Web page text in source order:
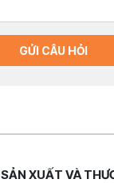
GỬI CÂU HỎI
XUẤT VÀ